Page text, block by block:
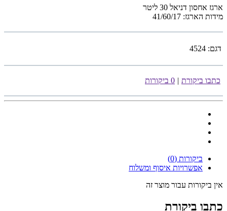
ארגז אחסון דניאל 30 ליטר
מידות הארגז: 41/60/17
דגם: 4524
כתבו ביקורת | 0 ביקורות
ביקורות (0)
אפשרויות איסוף ומשלוח
אין ביקורות עבור מוצר זה
כתבו ביקורת